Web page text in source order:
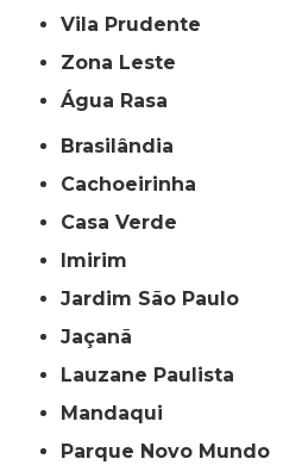
Vila Prudente
Zona Leste
Água Rasa
Brasilândia
Cachoeirinha
Casa Verde
Imirim
Jardim São Paulo
Jaçanã
Lauzane Paulista
Mandaqui
Parque Novo Mundo